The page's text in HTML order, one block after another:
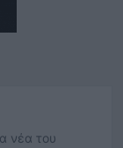
νέα του